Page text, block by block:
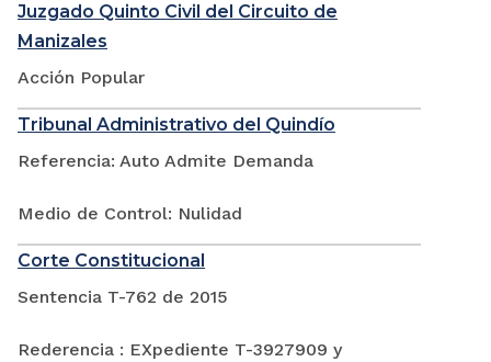
Juzgado Quinto Civil del Circuito de
Manizales
Acción Popular
Tribunal Administrativo del Quindío
Referencia: Auto Admite Demanda
Medio de Control: Nulidad
Corte Constitucional
Sentencia T-762 de 2015
Rederencia : EXpediente T-3927909 y